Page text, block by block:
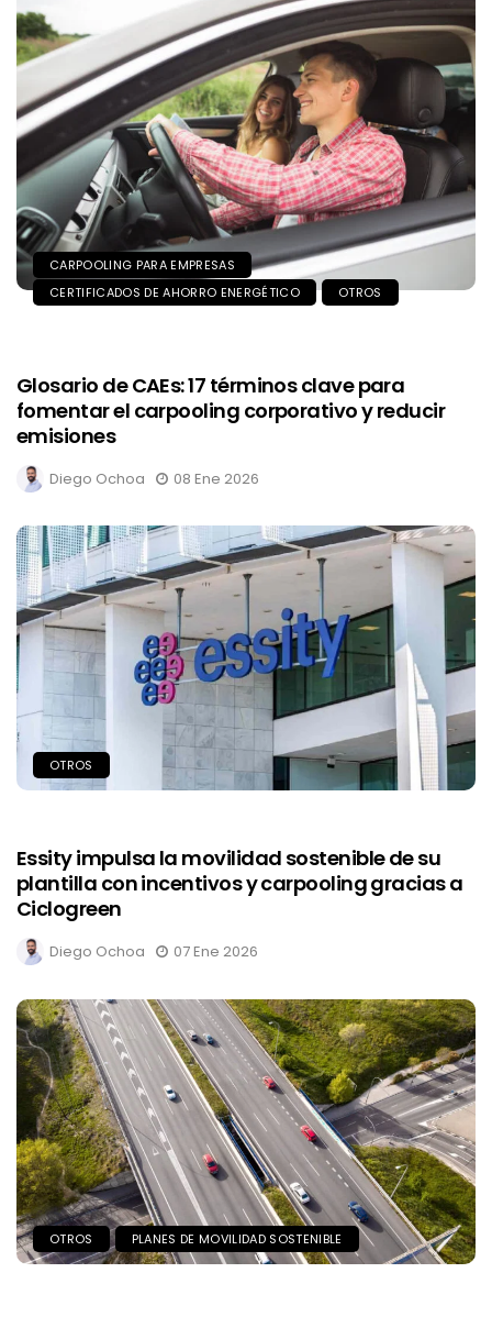
CARPOOLING PARA EMPRESAS
CERTIFICADOS DE AHORRO ENERGÉTICO
OTROS
Glosario de CAEs: 17 términos clave para
fomentar el carpooling corporativo y reducir
emisiones
Diego Ochoa 08 Ene 2026
OTROS
Essity impulsa la movilidad sostenible de su
plantilla con incentivos y carpooling gracias a
Ciclogreen
Diego Ochoa 07 Ene 2026
OTROS PLANES DE MOVILIDAD SOSTENIBLE